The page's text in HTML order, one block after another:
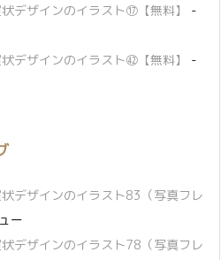
デザインのイラスト⑰【無料】
-
デザインのイラスト㊷【無料】
-
デザインのイラスト83（写真フレ
ー
デザインのイラスト78（写真フレ